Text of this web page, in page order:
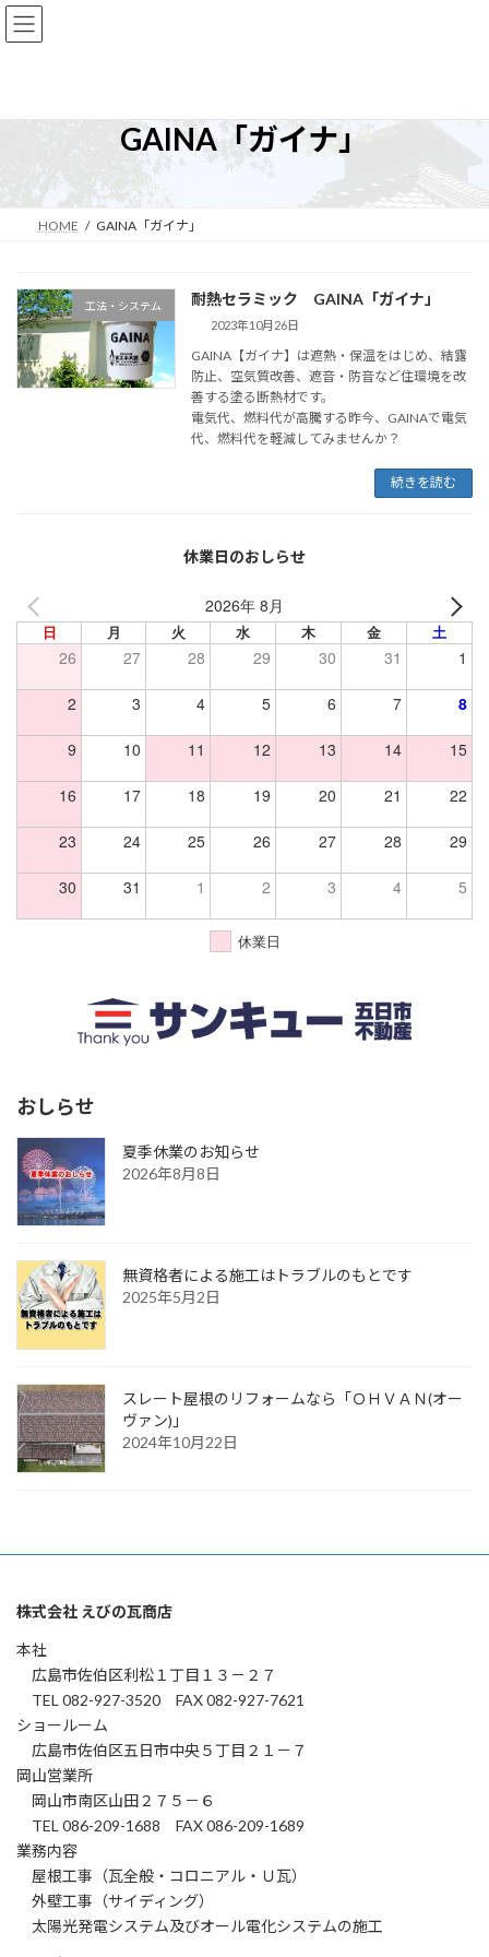
コ
ン
へ
ッ
プ
ナ
ビ
ョ
移
動
GAINA「ガイナ」
HOME GAINA「ガイナ」
工法・システム 耐熱セラミック GAINA「ガイナ」
2023年10月26日
GAINA【ガイナ】は遮熱・保温をはじめ、結露
防止、空気質改善、遮音・防音など住環境を改
善する塗る断熱材です。
電気代、燃料代が高騰する昨今、GAINAで電気
代、燃料代を軽減してみませんか？
続きを読む
休業日のおしらせ
2026年 8月
日 月 火 水 木 金 土
26 27 28 29 30 31 1
2 3 4 5 6 7 8
9 10 11 12 13 14 15
16 17 18 19 20 21 22
23 24 25 26 27 28 29
30 31 1 2 3 4 5
休業日
おしらせ
夏季休業のお知らせ
2026年8月8日
無資格者による施工はトラブルのもとです
2025年5月2日
スレート屋根のリフォームなら「ＯＨＶＡＮ(オー
ヴァン)」
2024年10月22日
株式会社 えびの瓦商店
本社
広島市佐伯区利松１丁目１３－２７
TEL 082-927-3520 FAX 082-927-7621
ショールーム
広島市佐伯区五日市中央５丁目２１－７
岡山営業所
岡山市南区山田２７５－６
TEL 086-209-1688 FAX 086-209-1689
業務内容
屋根工事（瓦全般・コロニアル・Ｕ瓦）
外壁工事（サイディング）
太陽光発電システム及びオール電化システムの施工